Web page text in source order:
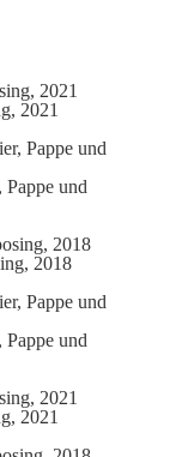
2021
und
2018
und
2021